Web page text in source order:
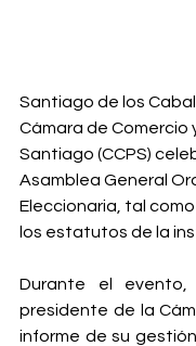
Santiago de los
Cámara de Comercio
Santiago (CCPS)
Asamblea General
Eleccionaria, tal
los estatutos de la
Durante el evento,
presidente de la
informe de su